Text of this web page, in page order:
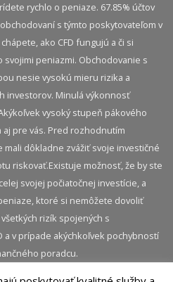
rychlo o peniaze. 67.85% účtov
s týmto poskytovateľom v
ako CFD fungujú a či si
peniazmi. Obchodovanie s
nesie vysokú mieru rizika a
investorov. Minulá výkonnosť
vysoký stupeň pákového
pre vás. Pred rozhodnutím
mali dôkladne zvážiť svoje investičné
riskovať.​ Existuje možnosť, že by ste
svojej počiatočnej investície, a
ktoré si nemôžete dovoliť
rizík spojených s
a v prípade akýchkoľvek pochybností
poradcu.